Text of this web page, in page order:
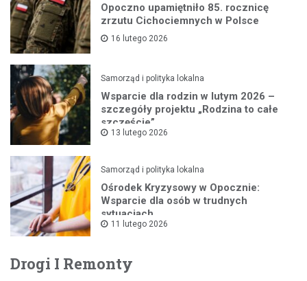
Opoczno upamiętniło 85. rocznicę
zrzutu Cichociemnych w Polsce
16 lutego 2026
Samorząd i polityka lokalna
Wsparcie dla rodzin w lutym 2026 –
szczegóły projektu „Rodzina to całe
szczęście”
13 lutego 2026
Samorząd i polityka lokalna
Ośrodek Kryzysowy w Opocznie:
Wsparcie dla osób w trudnych
sytuacjach
11 lutego 2026
Drogi I Remonty